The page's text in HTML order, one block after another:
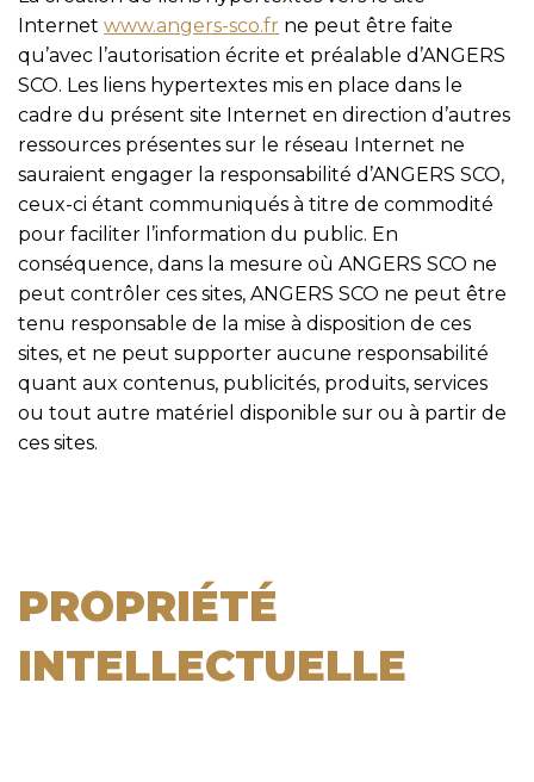
Internet www.angers-sco.fr ne peut être faite
qu’avec l’autorisation écrite et préalable d’ANGERS
SCO. Les liens hypertextes mis en place dans le
cadre du présent site Internet en direction d’autres
ressources présentes sur le réseau Internet ne
sauraient engager la responsabilité d’ANGERS SCO,
ceux-ci étant communiqués à titre de commodité
pour faciliter l’information du public. En
conséquence, dans la mesure où ANGERS SCO ne
peut contrôler ces sites, ANGERS SCO ne peut être
tenu responsable de la mise à disposition de ces
sites, et ne peut supporter aucune responsabilité
quant aux contenus, publicités, produits, services
ou tout autre matériel disponible sur ou à partir de
ces sites.
PROPRIÉTÉ
INTELLECTUELLE